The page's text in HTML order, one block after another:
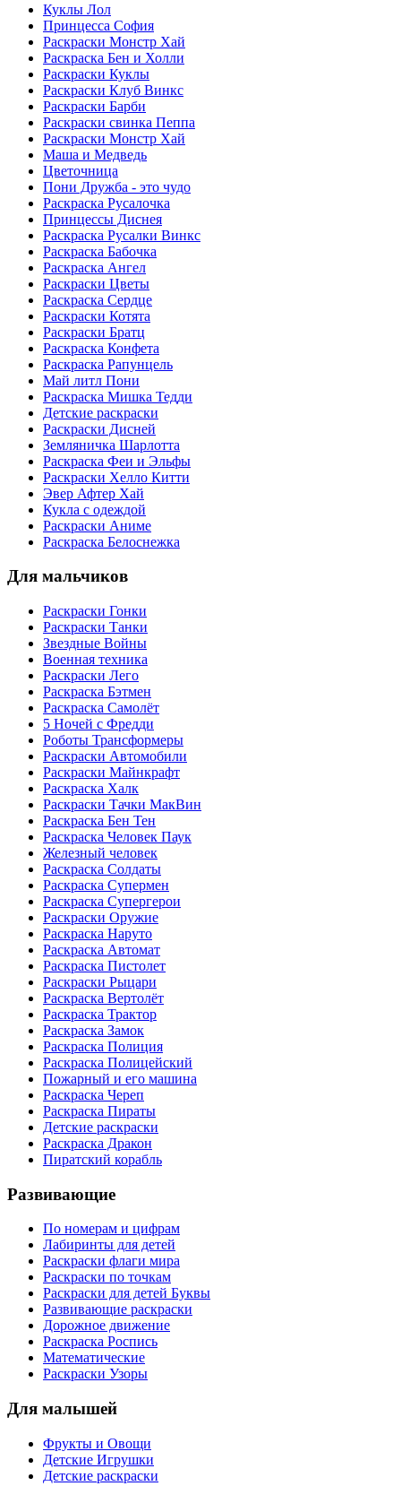
Куклы Лол
Принцесса София
Раскраски Монстр Хай
Раскраска Бен и Холли
Раскраски Куклы
Раскраски Клуб Винкс
Раскраски Барби
Раскраски свинка Пеппа
Раскраски Монстр Хай
Маша и Медведь
Цветочница
Пони Дружба - это чудо
Раскраска Русалочка
Принцессы Диснея
Раскраска Русалки Винкс
Раскраска Бабочка
Раскраска Ангел
Раскраски Цветы
Раскраска Сердце
Раскраски Котята
Раскраски Братц
Раскраска Конфета
Раскраска Рапунцель
Май литл Пони
Раскраска Мишка Тедди
Детские раскраски
Раскраски Дисней
Земляничка Шарлотта
Раскраска Феи и Эльфы
Раскраски Хелло Китти
Эвер Афтер Хай
Кукла с одеждой
Раскраски Аниме
Раскраска Белоснежка
Для мальчиков
Раскраски Гонки
Раскраски Танки
Звездные Войны
Военная техника
Раскраски Лего
Раскраска Бэтмен
Раскраска Самолёт
5 Ночей с Фредди
Роботы Трансформеры
Раскраски Автомобили
Раскраски Майнкрафт
Раскраска Халк
Раскраски Тачки МакВин
Раскраска Бен Тен
Раскраска Человек Паук
Железный человек
Раскраска Солдаты
Раскраска Супермен
Раскраска Супергерои
Раскраски Оружие
Раскраска Наруто
Раскраска Автомат
Раскраска Пистолет
Раскраски Рыцари
Раскраска Вертолёт
Раскраска Трактор
Раскраска Замок
Раскраска Полиция
Раскраска Полицейский
Пожарный и его машина
Раскраска Череп
Раскраска Пираты
Детские раскраски
Раскраска Дракон
Пиратский корабль
Развивающие
По номерам и цифрам
Лабиринты для детей
Раскраски флаги мира
Раскраски по точкам
Раскраски для детей Буквы
Развивающие раскраски
Дорожное движение
Раскраска Роспись
Математические
Раскраски Узоры
Для малышей
Фрукты и Овощи
Детские Игрушки
Детские раскраски